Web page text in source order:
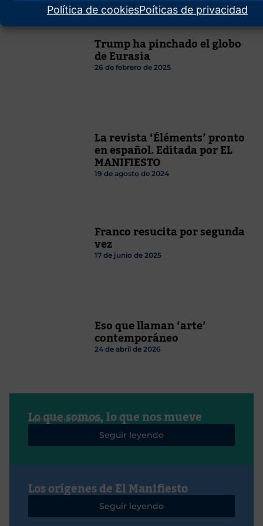
Política de cookiesPoíticas de privacidad
Trump ha pinchado el globo
de Eurasia
26 de febrero de 2025
La revista ‘Éléments’ pronto
en español. Editada por EL
MANIFIESTO
19 de agosto de 2024
Franco resucita por segunda
vez
17 de junio de 2025
Eso que llaman ‘arte’
contemporáneo
24 de abril de 2026
Lo que somos, lo que nos mueve
Javier Ruiz Portella
Seguir leyendo
Los orígenes de El Manifiesto
Seguir leyendo